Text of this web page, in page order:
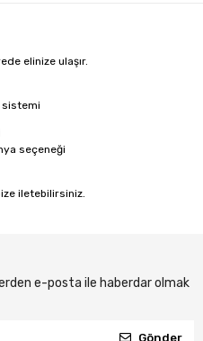
elinize ulaşır.
sistemi
seçeneği
iletebilirsiniz.
e-posta ile haberdar olmak
Gönder